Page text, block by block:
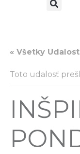
« Všetky
Toto udalosť